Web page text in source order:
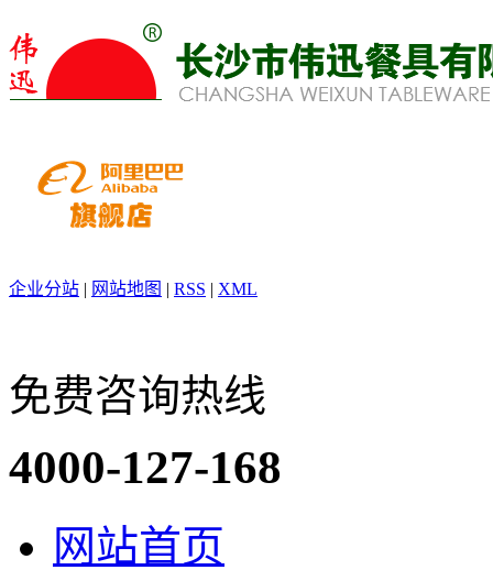
企业分站 | 网站地图 | RSS | XML
免费咨询热线
4000-127-168
网站首页